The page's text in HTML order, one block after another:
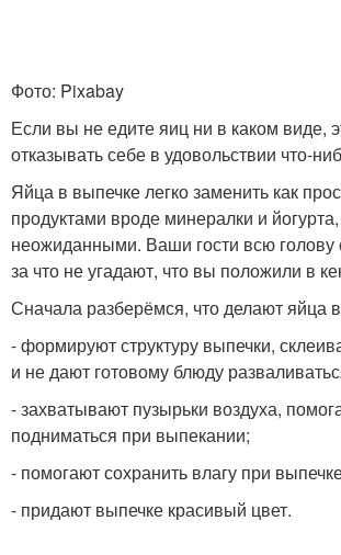
Фото: Pixabay
Если вы не едите яиц ни в каком виде,
отказывать себе в удовольствии что-
Яйца в выпечке легко заменить как
продуктами вроде минералки и
неожиданными. Ваши гости всю голову
за что не угадают, что вы положили в
Сначала разберёмся, что делают яйца
- формируют структуру выпечки,
и не дают готовому блюду
- захватывают пузырьки воздуха,
подниматься при выпекании;
- помогают сохранить влагу при
- придают выпечке красивый цвет.